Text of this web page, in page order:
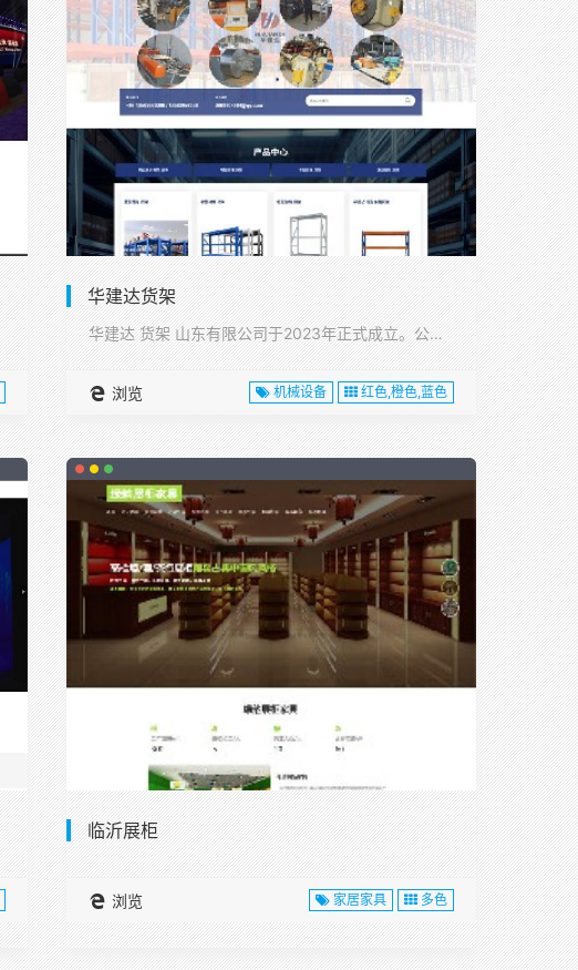
华建达货架
华建达 货架 山东有限公司于2023年正式成立。公司位于山东···
浏览 机械设备 红色,橙色,蓝色
临沂展柜
浏览 家居家具 多色